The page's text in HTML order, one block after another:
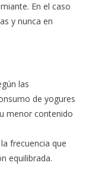
En el caso
y nunca en
las
de yogures
menor contenido
frecuencia que
equilibrada.